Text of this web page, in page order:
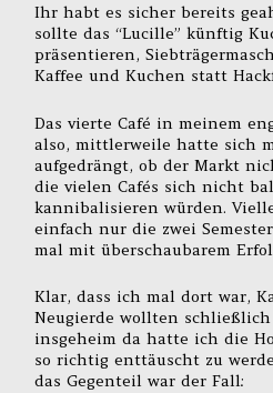
Ihr habt es sicher bereits
sollte das “Lucille” künftig
präsentieren,
Kaffee und Kuchen statt
Das vierte Café in meinem
also, mittlerweile hatte sich
aufgedrängt, ob der Markt
die vielen Cafés sich nicht
kannibalisieren würden.
einfach nur die zwei
mal mit überschaubarem
Klar, dass ich mal dort war,
Neugierde wollten
insgeheim da hatte ich die
so richtig enttäuscht zu
das Gegenteil war der Fall: